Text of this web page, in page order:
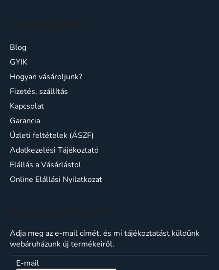
Blog
GYIK
Hogyan vásároljunk?
Fizetés, szállítás
Kapcsolat
Garancia
Üzleti feltételek (ÁSZF)
Adatkezelési Tájékoztató
Elállás a Vásárlástol
Online Elállási Nyilatkozat
Adja meg az e-mail címét, és mi tájékoztatást küldünk
webáruházunk új termékeiről.
E-mail